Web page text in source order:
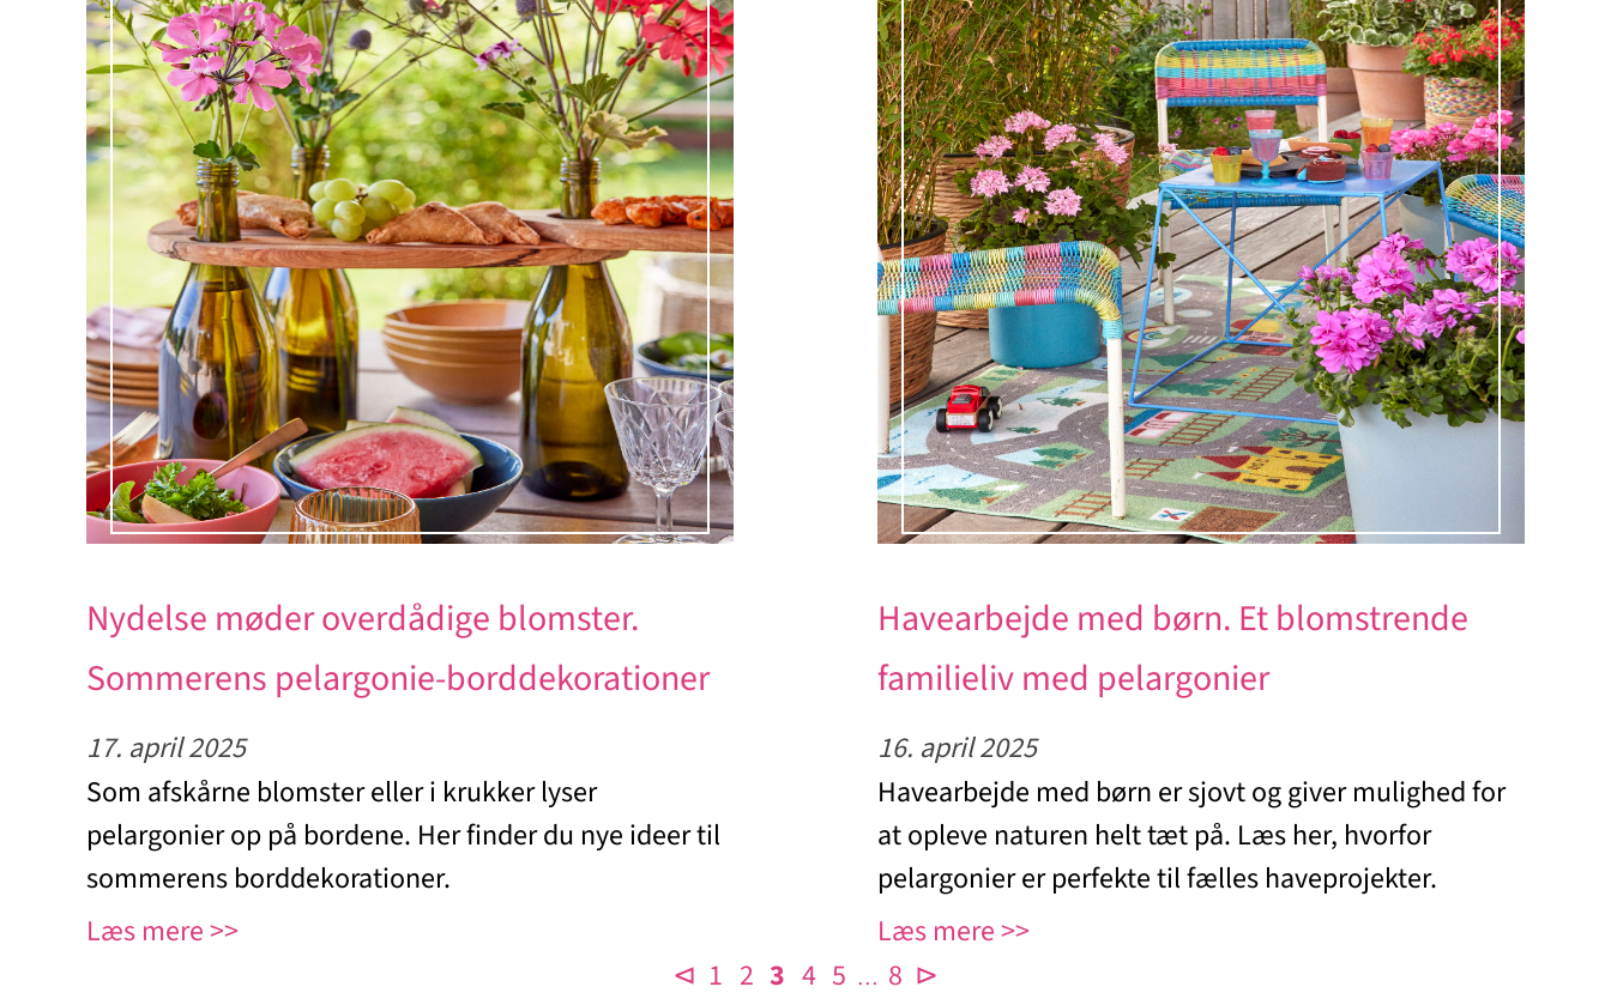
Nydelse møder overdådige blomster.
Sommerens pelargonie-borddekorationer
17. april 2025
Som afskårne blomster eller i krukker lyser
pelargonier op på bordene. Her finder du nye ideer til
sommerens borddekorationer.
Læs mere
Havearbejde med børn. Et blomstrende
familieliv med pelargonier
16. april 2025
Havearbejde med børn er sjovt og giver mulighed for
at opleve naturen helt tæt på. Læs her, hvorfor
pelargonier er perfekte til fælles haveprojekter.
Læs mere
⊲ 1 2 3 4 5 … 8 ⊳